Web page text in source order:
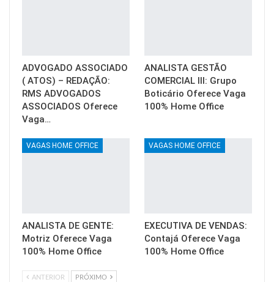
ADVOGADO ASSOCIADO
( ATOS) – REDAÇÃO:
RMS ADVOGADOS
ASSOCIADOS Oferece
Vaga…
ANALISTA GESTÃO
COMERCIAL III: Grupo
Boticário Oferece Vaga
100% Home Office
VAGAS HOME OFFICE
ANALISTA DE GENTE:
Motriz Oferece Vaga
100% Home Office
VAGAS HOME OFFICE
EXECUTIVA DE VENDAS:
Contajá Oferece Vaga
100% Home Office
ANTERIOR PRÓXIMO